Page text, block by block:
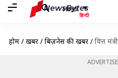
Hindi
होम / खबरें / बिज़नेस की खबरें / वित्त मंत्री